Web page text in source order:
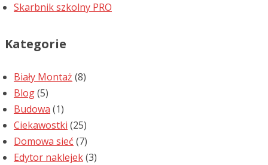
Skarbnik szkolny PRO
Kategorie
Biały Montaż (8)
Blog(5)
Budowa (1)
Ciekawostki (25)
Domowa sieć (7)
Edytor naklejek(3)